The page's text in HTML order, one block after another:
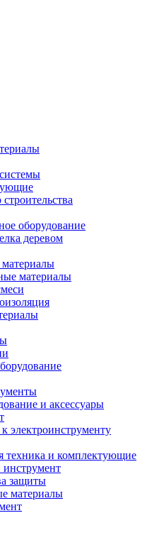
оборудование
деревом
материалы
и аксессуары
электроинструменту
техника и комплектующие
защиты
материалы